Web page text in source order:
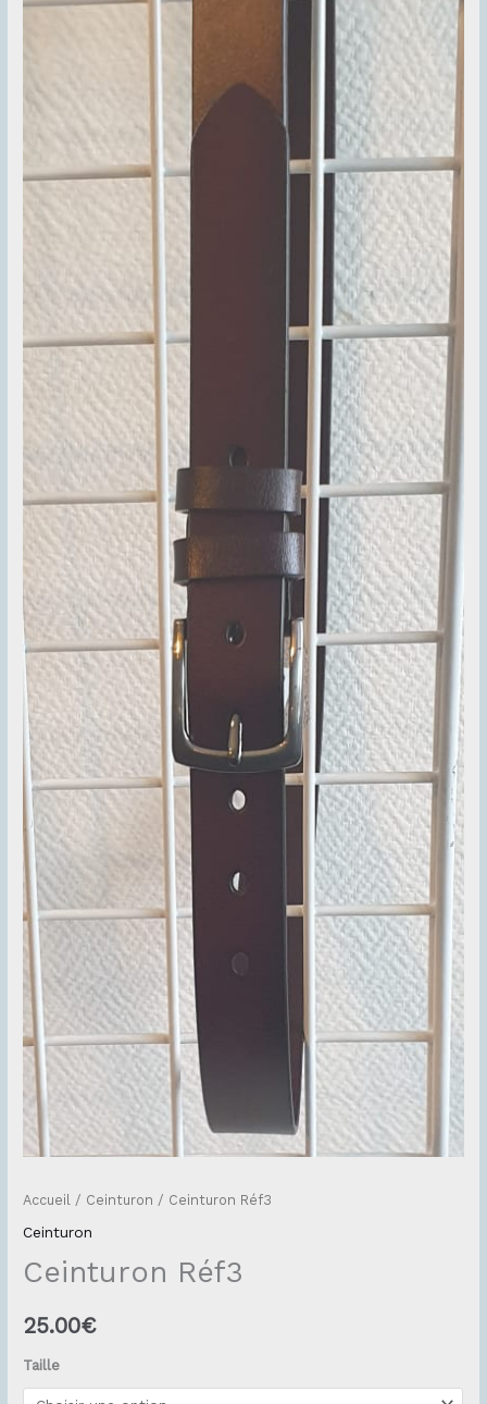
Accueil / Ceinturon / Ceinturon Réf3
Ceinturon
Ceinturon Réf3
25.00€
Taille